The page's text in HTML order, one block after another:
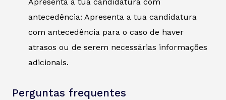
antecedência: Apresenta a tua candidatura
com antecedência para o caso de haver
atrasos ou de serem necessárias informações
adicionais.
Perguntas frequentes